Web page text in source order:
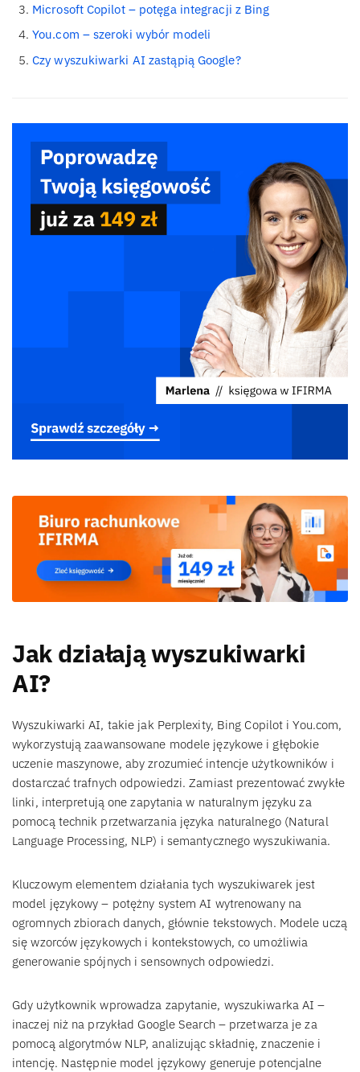
Microsoft Copilot – potęga integracji z Bing
You.com – szeroki wybór modeli
Czy wyszukiwarki AI zastąpią Google?
Jak działają wyszukiwarki
AI?
Wyszukiwarki AI, takie jak Perplexity, Bing Copilot i You.com,
wykorzystują zaawansowane modele językowe i głębokie
uczenie maszynowe, aby zrozumieć intencje użytkowników i
dostarczać trafnych odpowiedzi. Zamiast prezentować zwykłe
linki, interpretują one zapytania w naturalnym języku za
pomocą technik przetwarzania języka naturalnego (Natural
Language Processing, NLP) i semantycznego wyszukiwania.
Kluczowym elementem działania tych wyszukiwarek jest
model językowy – potężny system AI wytrenowany na
ogromnych zbiorach danych, głównie tekstowych. Modele uczą
się wzorców językowych i kontekstowych, co umożliwia
generowanie spójnych i sensownych odpowiedzi.
Gdy użytkownik wprowadza zapytanie, wyszukiwarka AI –
inaczej niż na przykład Google Search – przetwarza je za
pomocą algorytmów NLP, analizując składnię, znaczenie i
intencję. Następnie model językowy generuje potencjalne